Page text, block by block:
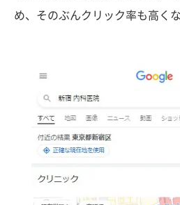
め、そのぶんクリック率も高く